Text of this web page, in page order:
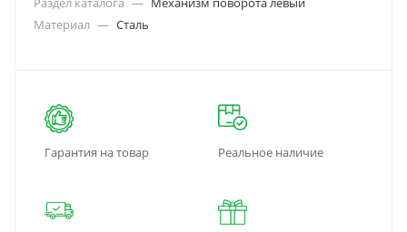
Материал — Сталь
Гарантия на товар Реальное наличие